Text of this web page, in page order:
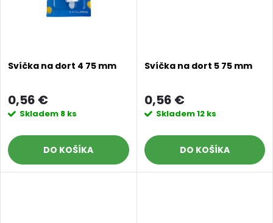
Svíčka na dort 4 75 mm
0,56 €
Skladem 8 ks
DO KOŠÍKA
Svíčka na dort 5 75 mm
0,56 €
Skladem12 ks
DO KOŠÍKA